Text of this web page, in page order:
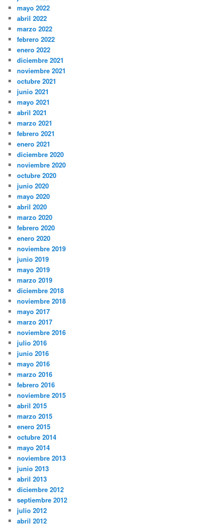
mayo 2022
abril 2022
marzo 2022
febrero 2022
enero 2022
diciembre 2021
noviembre 2021
octubre 2021
junio 2021
mayo 2021
abril 2021
marzo 2021
febrero 2021
enero 2021
diciembre 2020
noviembre 2020
octubre 2020
junio 2020
mayo 2020
abril 2020
marzo 2020
febrero 2020
enero 2020
noviembre 2019
junio 2019
mayo 2019
marzo 2019
diciembre 2018
noviembre 2018
mayo 2017
marzo 2017
noviembre 2016
julio 2016
junio 2016
mayo 2016
marzo 2016
febrero 2016
noviembre 2015
abril 2015
marzo 2015
enero 2015
octubre 2014
mayo 2014
noviembre 2013
junio 2013
abril 2013
diciembre 2012
septiembre 2012
julio 2012
abril 2012